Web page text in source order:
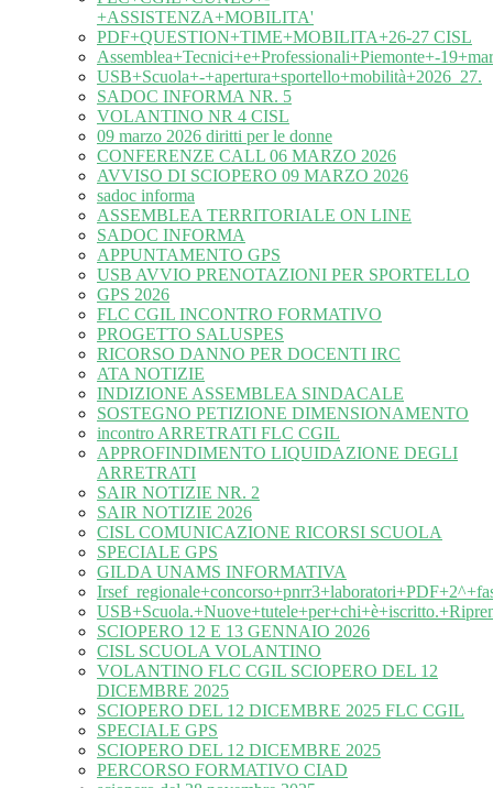
+ASSISTENZA+MOBILITA'
PDF+QUESTION+TIME+MOBILITA+26-27 CISL
Assemblea+Tecnici+e+Professionali+Piemonte+-
USB+Scuola+-+apertura+sportello+mobilità+2026_27.
SADOC INFORMA NR. 5
VOLANTINO NR 4 CISL
09 marzo 2026 diritti per le donne
CONFERENZE CALL 06 MARZO 2026
AVVISO DI SCIOPERO 09 MARZO 2026
sadoc informa
ASSEMBLEA TERRITORIALE ON LINE
SADOC INFORMA
APPUNTAMENTO GPS
USB AVVIO PRENOTAZIONI PER SPORTELLO
GPS 2026
FLC CGIL INCONTRO FORMATIVO
PROGETTO SALUSPES
RICORSO DANNO PER DOCENTI IRC
ATA NOTIZIE
INDIZIONE ASSEMBLEA SINDACALE
SOSTEGNO PETIZIONE DIMENSIONAMENTO
incontro ARRETRATI FLC CGIL
APPROFINDIMENTO LIQUIDAZIONE DEGLI
ARRETRATI
SAIR NOTIZIE NR. 2
SAIR NOTIZIE 2026
CISL COMUNICAZIONE RICORSI SCUOLA
SPECIALE GPS
GILDA UNAMS INFORMATIVA
SCIOPERO 12 E 13 GENNAIO 2026
CISL SCUOLA VOLANTINO
VOLANTINO FLC CGIL SCIOPERO DEL 12
DICEMBRE 2025
SCIOPERO DEL 12 DICEMBRE 2025 FLC CGIL
SPECIALE GPS
SCIOPERO DEL 12 DICEMBRE 2025
PERCORSO FORMATIVO CIAD